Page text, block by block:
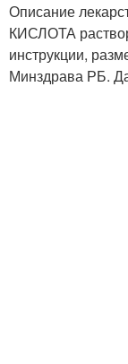
Описание
КИСЛОТА
инструкции,
Минздрава РБ.